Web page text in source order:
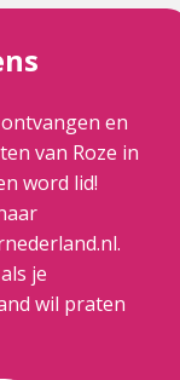
en
van Roze in
word lid!
je
wil praten